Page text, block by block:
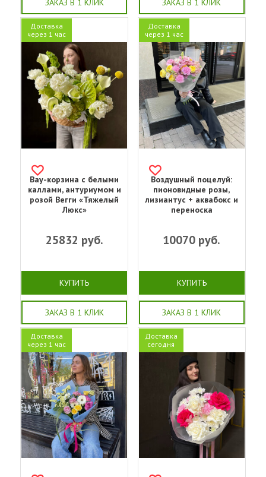
ЗАКАЗ В 1 КЛИК ЗАКАЗ В 1 КЛИК
Доставка
через 1 час
Вау-корзина с белыми
каллами, антуриумом и
розой Вегги «Тяжелый
Люкс»
25832 руб.
КУПИТЬ
ЗАКАЗ В 1 КЛИК
Доставка
через 1 час
Воздушный поцелуй:
пионовидные розы,
лизиантус + аквабокс и
переноска
10070 руб.
КУПИТЬ
ЗАКАЗ В 1 КЛИК
Доставка
через 1 час
Доставка
сегодня